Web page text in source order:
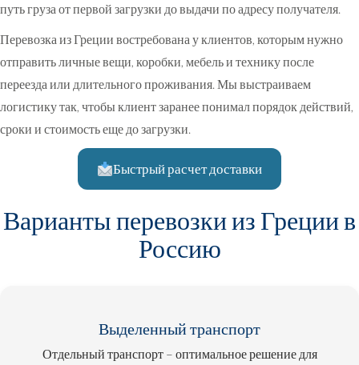
путь груза от первой загрузки до выдачи по адресу получателя.
Перевозка из Греции востребована у клиентов, которым нужно
отправить личные вещи, коробки, мебель и технику после
переезда или длительного проживания. Мы выстраиваем
логистику так, чтобы клиент заранее понимал порядок действий,
сроки и стоимость еще до загрузки.
Быстрый расчет доставки
Варианты перевозки из Греции в
Россию
Выделенный транспорт
Отдельный транспорт – оптимальное решение для